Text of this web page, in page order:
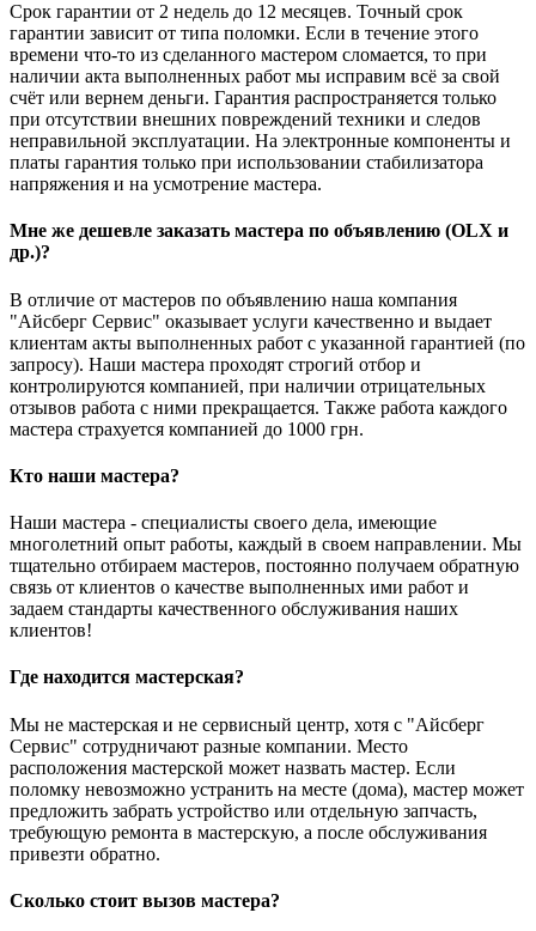
Срок гарантии от 2 недель до 12 месяцев. Точный срок
гарантии зависит от типа поломки. Если в течение этого
времени что-то из сделанного мастером сломается, то при
наличии акта выполненных работ мы исправим всё за свой
счёт или вернем деньги. Гарантия распространяется только
при отсутствии внешних повреждений техники и следов
неправильной эксплуатации. На электронные компоненты и
платы гарантия только при использовании стабилизатора
напряжения и на усмотрение мастера.
Мне же дешевле заказать мастера по объявлению (OLX и
др.)?
В отличие от мастеров по объявлению наша компания
"Айсберг Сервис" оказывает услуги качественно и выдает
клиентам акты выполненных работ с указанной гарантией (по
запросу). Наши мастера проходят строгий отбор и
контролируются компанией, при наличии отрицательных
отзывов работа с ними прекращается. Также работа каждого
мастера страхуется компанией до 1000 грн.
Кто наши мастера?
Наши мастера - специалисты своего дела, имеющие
многолетний опыт работы, каждый в своем направлении. Мы
тщательно отбираем мастеров, постоянно получаем обратную
связь от клиентов о качестве выполненных ими работ и
задаем стандарты качественного обслуживания наших
клиентов!
Где находится мастерская?
Мы не мастерская и не сервисный центр, хотя с "Айсберг
Сервис" сотрудничают разные компании. Место
расположения мастерской может назвать мастер. Если
поломку невозможно устранить на месте (дома), мастер может
предложить забрать устройство или отдельную запчасть,
требующую ремонта в мастерскую, а после обслуживания
привезти обратно.
Сколько стоит вызов мастера?